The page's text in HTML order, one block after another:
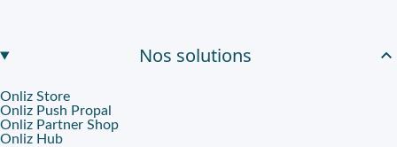
Nos solutions
Onliz Store
Onliz Push Propal
Onliz Partner Shop
Onliz Hub